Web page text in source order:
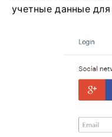
учетные данные